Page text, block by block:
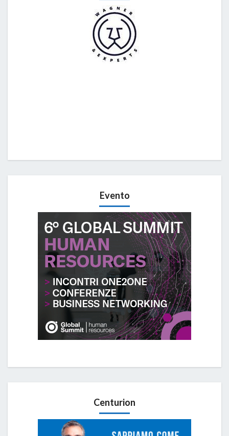
Evento
Centurion